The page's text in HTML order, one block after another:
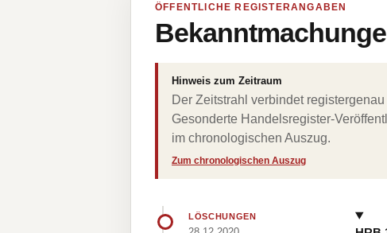
ÖFFENTLICHE REGISTERANGABEN
Hinweis zum Zeitraum
Der Zeitstrahl verbindet
Gesonderte Handelsregister-
im chronologischen Auszug.
Zum chronologischen Auszug
LÖSCHUNGEN